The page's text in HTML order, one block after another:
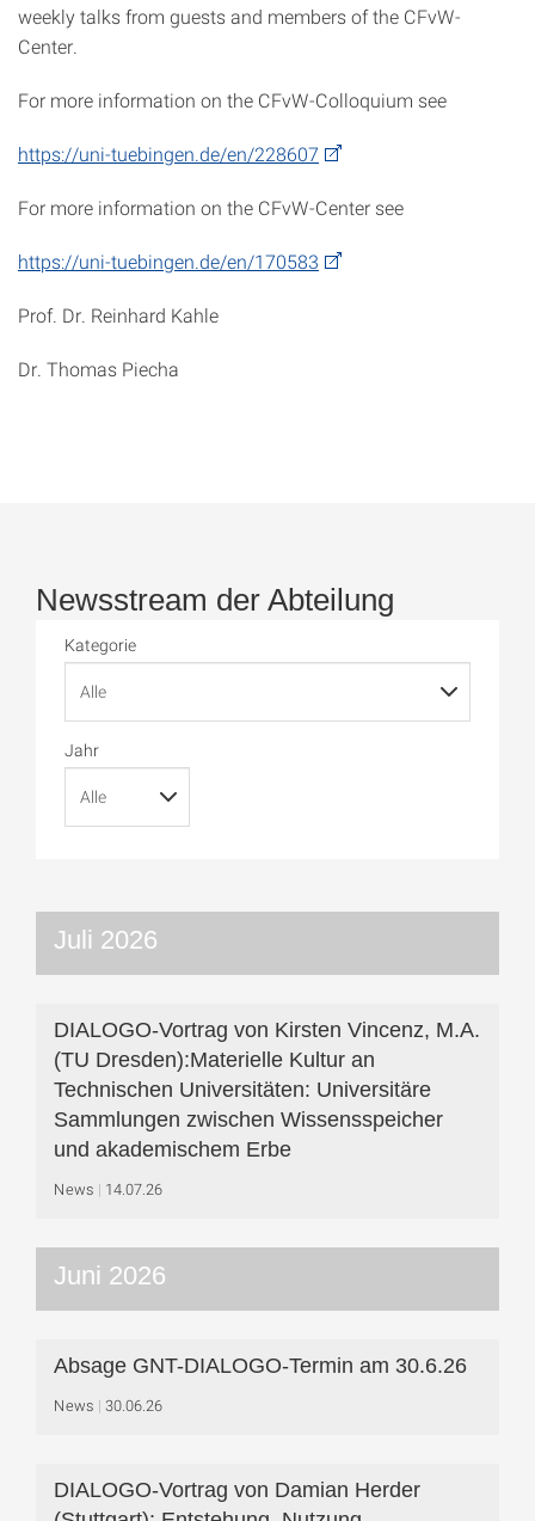
weekly talks from guests and members of the CFvW-
Center.
For more information on the CFvW-Colloquium see
https://uni-tuebingen.de/en/228607
For more information on the CFvW-Center see
https://uni-tuebingen.de/en/170583
Prof. Dr. Reinhard Kahle
Dr. Thomas Piecha
Newsstream der Abteilung
Kategorie
Jahr
Juli 2026
DIALOGO-Vortrag von Kirsten Vincenz, M.A.
(TU Dresden):Materielle Kultur an
Technischen Universitäten: Universitäre
Sammlungen zwischen Wissensspeicher
und akademischem Erbe
News 14.07.26
Juni 2026
Absage GNT-DIALOGO-Termin am 30.6.26
News 30.06.26
DIALOGO-Vortrag von Damian Herder